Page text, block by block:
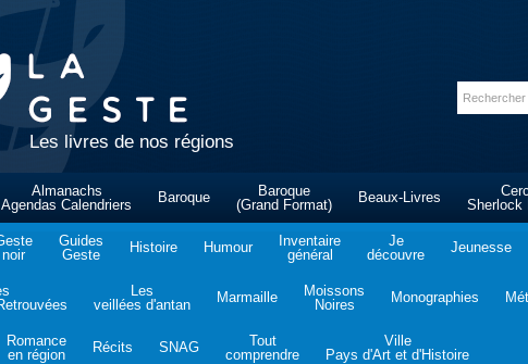
Les livres de nos régions
Almanachs
Agendas Calendriers
Baroque
Baroque
(Grand Format)
Beaux-Livres
Sherlock
noir
Guides
Geste
Histoire Humour
Inventaire
général
Je
découvre
Jeunesse
Les
veillées d'antan
Marmaille
Moissons
Noires
Monographies
Romance
en région
Récits SNAG
Tout
comprendre
Ville
Pays d'Art et d'Histoire